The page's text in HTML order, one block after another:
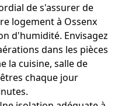
de s'assurer de
logement à Ossenx
d'humidité. Envisagez
dans les pièces
la cuisine, salle de
chaque jour